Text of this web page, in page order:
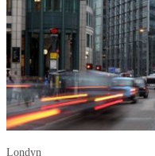
Londyn